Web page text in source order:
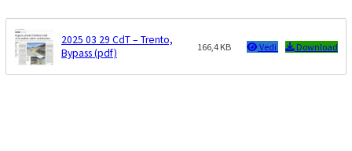
2025 03 29 CdT – Trento,
Bypass (pdf)
166,4 KB Vedi Download